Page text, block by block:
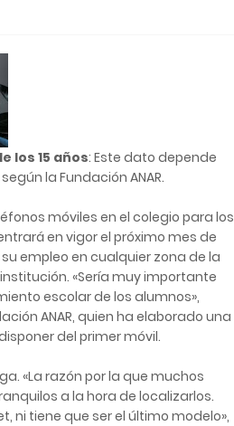
los 15 años: Este dato depende
la Fundación ANAR.
móviles en el colegio para los
en vigor el próximo mes de
empleo en cualquier zona de la
«Sería muy importante
escolar de los alumnos»,
ANAR, quien ha elaborado una
del primer móvil.
«La razón por la que muchos
a la hora de localizarlos.
ni tiene que ser el último modelo»,